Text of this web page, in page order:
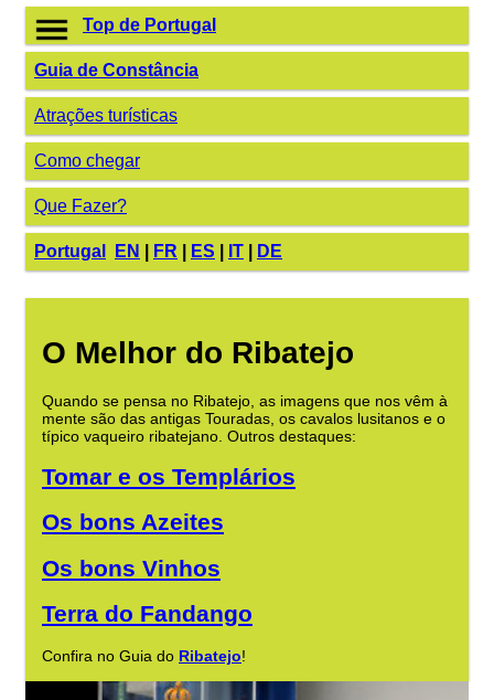
Top de Portugal
Guia de Constância
Atrações turísticas
Como chegar
Que Fazer?
Portugal EN FR ES IT DE
O Melhor do Ribatejo
Quando se pensa no Ribatejo, as imagens que nos vêm à
mente são das antigas Touradas, os cavalos lusitanos e o
típico vaqueiro ribatejano. Outros destaques:
Tomar e os Templários
Os bons Azeites
Os bons Vinhos
Terra do Fandango
Confira no Guia do Ribatejo!